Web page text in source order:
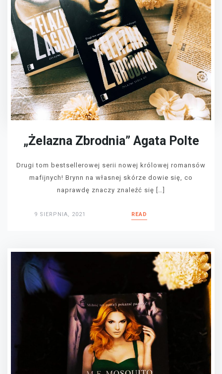
„Żelazna Zbrodnia” Agata Polte
Drugi tom bestsellerowej serii nowej królowej romansów
mafijnych! Brynn na własnej skórze dowie się, co
naprawdę znaczy znaleźć się […]
9 SIERPNIA, 2021 READ